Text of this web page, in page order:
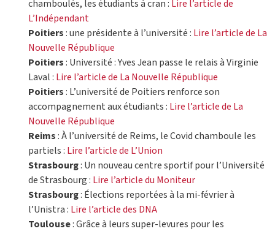
chamboulés, les étudiants à cran : Lire l’article de
L’Indépendant
Poitiers: une présidente à l’université : Lire l’article de La
Nouvelle République
Poitiers: Université : Yves Jean passe le relais à Virginie
Laval : Lire l’article de La Nouvelle République
Poitiers: ​L’université de Poitiers renforce son
accompagnement aux étudiants : Lire l’article de La
Nouvelle République
Reims: À l’université de Reims, le Covid chamboule les
partiels : Lire l’article de L’Union
Strasbourg: Un nouveau centre sportif pour l’Université
de Strasbourg : Lire l’article du Moniteur
Strasbourg: Élections reportées à la mi-février à
l’Unistra : Lire l’article des DNA
Toulouse: Grâce à leurs super-levures pour les